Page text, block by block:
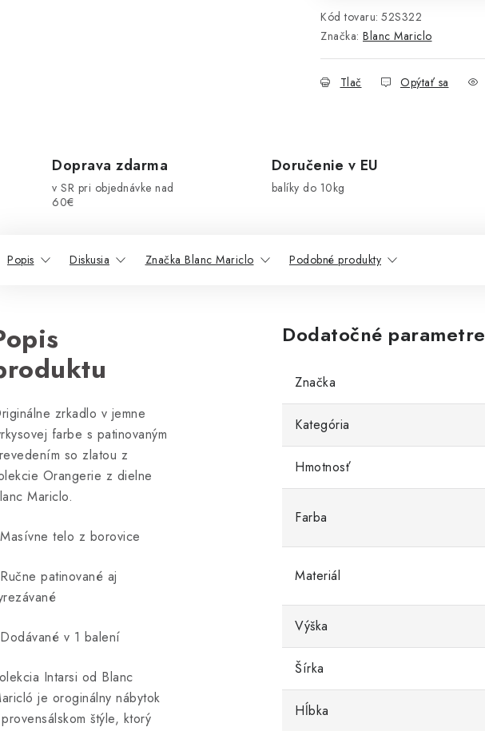
Kód tovaru: 52S322
Značka: Blanc Mariclo
Tlač Opýtať sa
Doprava zdarma
v SR pri objednávke nad
60€
Doručenie v EU
balíky do 10kg
Popis Diskusia Značka Blanc Mariclo Podobné produkty
zrkadlo v jemne
farbe s patinovaným
so zlatou z
Orangerie z dielne
Mariclo.
telo z borovice
patinované aj
v 1 balení
Intarsi od Blanc
je oroginálny nábytok
štýle, ktorý
Dodatočné parametre
Značka
Kategória
Hmotnosť
Farba
Materiál
Výška
Šírka
Hĺbka